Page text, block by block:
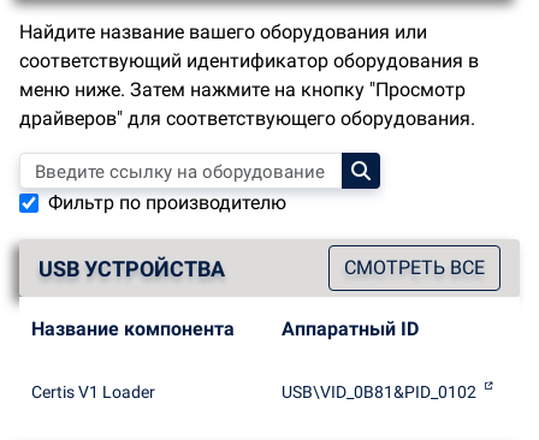
Найдите название вашего оборудования или
соответствующий идентификатор оборудования в
меню ниже. Затем нажмите на кнопку "Просмотр
драйверов" для соответствующего оборудования.
Фильтр по производителю
USB УСТРОЙСТВА СМОТРЕТЬ ВСЕ
Название компонента Аппаратный ID
Certis V1 Loader USB\VID_0B81&PID_0102